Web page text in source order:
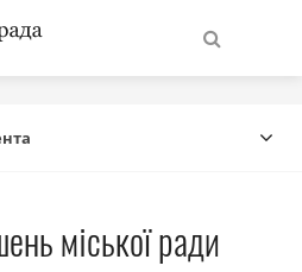
містоміської ради